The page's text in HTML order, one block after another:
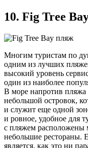
10. Fig Tree
Многим туристам по
одним из лучших
высокий уровень
один из наиболее
В море напротив пляжа
небольшой островок,
и служит еще одной
и ровное, удобное для
с пляжем расположены
небольшие рестораны.
является, как это ни